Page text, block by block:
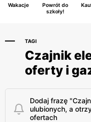
Wakacje
Powrót do
szkoły!
TAGI
Czajnik
oferty i
Dodaj frazę
ulubionych, a
ofertach